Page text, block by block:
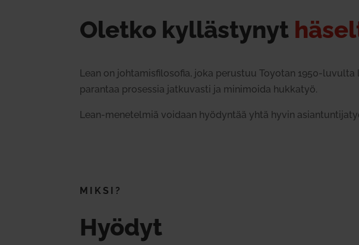
Oletko kyl­läs­tynyt
Lean on joh­ta­mis­fi­lo­sofia, joka perustuu Toyotan 1950-
parantaa pro­sessia jat­ku­vasti ja mini­moida huk­katyö.
Lean-mene­telmiä voidaan hyö­dyntää yhtä hyvin
MIKSI?
Hyödyt